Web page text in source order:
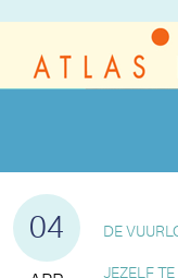
04 DE
JEZELF